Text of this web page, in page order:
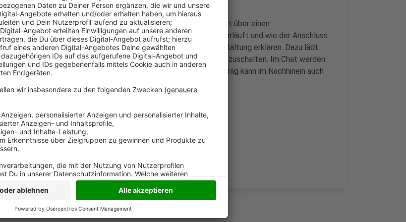
In Kamp-Lintfort, Rheinberg und Wesel rückt das schnelle Internet über einen
Glasfaseranschluss in greifbare Nähe. Wo genau das neue Netz verläuft und wie der Anschluss
ins Haus kommt will die Telekom heute in einer Online-Infoveranstaltung erklären. Dazu lädt
sie Interessierte aus den Kommunen ein, sich über einen Link dazuzuschalten. Im Chat werden
werden dann auch Fragen zu Tarifoptionen beantwortet. Der Vortrag kann im Nachhinein auch
(Link: www.telekom.de/glasfaser-events)
Anzeige